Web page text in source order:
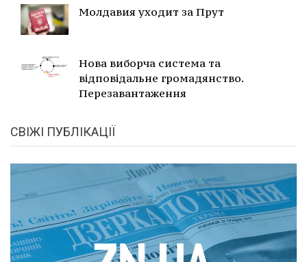
Молдавия уходит за Прут
Нова виборча система та
відповідальне громадянство.
Перезавантаження
СВІЖІ ПУБЛІКАЦІЇ